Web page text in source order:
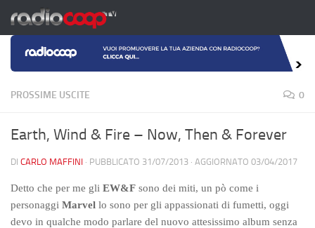
Salta al contenuto
PROSSIME USCITE 0
Earth, Wind & Fire – Now, Then & Forever
DI CARLO MAFFINI · PUBBLICATO 31/07/2013 · AGGIORNATO 03/04/2017
Detto che per me gli EW&F sono dei miti, un pò come i
personaggi Marvel lo sono per gli appassionati di fumetti, oggi
devo in qualche modo parlare del nuovo attesissimo album senza